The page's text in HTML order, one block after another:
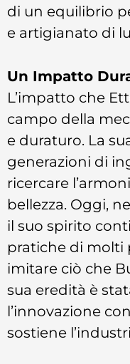
di un equilibrio
e artigianato di
Un Impatto
L’impatto che
campo della
e duraturo. La
generazioni di
ricercare
bellezza. Oggi,
il suo spirito
pratiche di molti
imitare ciò che
sua eredità è
l’innovazione
sostiene